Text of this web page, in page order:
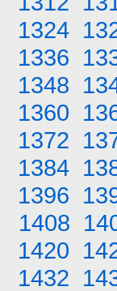
1324
1336
1348
1360
1372
1384
1396
1408
1420
1432